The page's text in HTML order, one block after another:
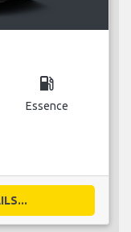
local_gas_station
Essence